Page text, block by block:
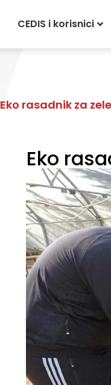
CEDIS i korisnici
Eko rasadnik za
Eko